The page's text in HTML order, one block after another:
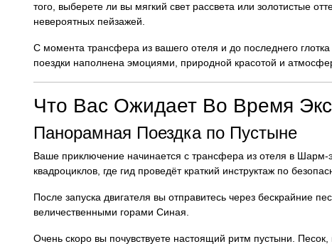
того, выберете ли вы мягкий свет рассвета или золотистые
невероятных пейзажей.
С момента трансфера из вашего отеля и до последнего
поездки наполнена эмоциями, природной красотой и
Что Вас Ожидает Во Время
Панорамная Поездка по Пустыне
Ваше приключение начинается с трансфера из отеля в
квадроциклов, где гид проведёт краткий инструктаж по
После запуска двигателя вы отправитесь через
величественными горами Синая.
Очень скоро вы почувствуете настоящий ритм пустыни.